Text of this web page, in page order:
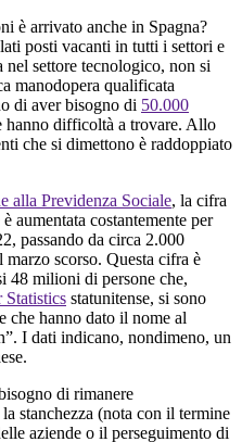
è arrivato anche in Spagna?
posti vacanti in tutti i settori e
settore tecnologico, non si
manodopera qualificata
di aver bisogno di 50.000
hanno difficoltà a trovare. Allo
che si dimettono è raddoppiato
alla Previdenza Sociale, la cifra
aumentata costantemente per
passando da circa 2.000
scorso. Questa cifra è
48 milioni di persone che,
statunitense, si sono
che hanno dato il nome al
I dati indicano, nondimeno, un
di rimanere
stanchezza (nota con il termine
aziende o il perseguimento di